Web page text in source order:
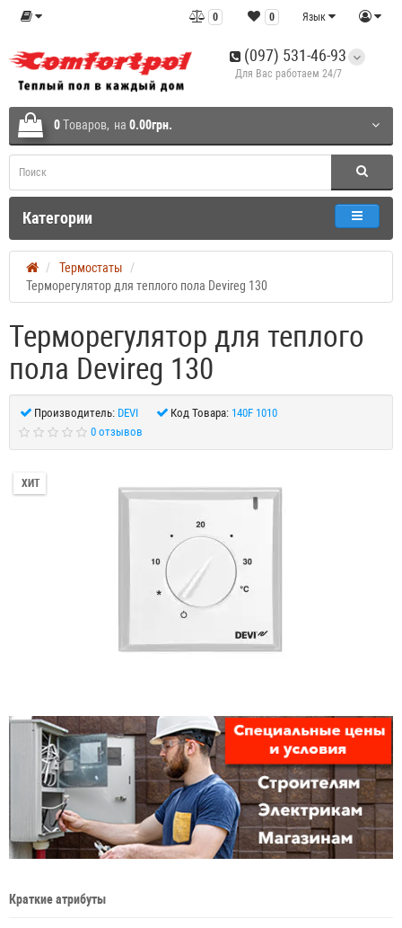
Язык
0
0
(097) 531-46-93
Для Вас работаем 24/7
0Tоваров, на 0.00грн.
Категории
Термостаты
Терморегулятор для теплого пола Devireg 130
Терморегулятор для теплого
пола Devireg 130
Производитель: DEVI Код Товара: 140F 1010
0 отзывов
ХИТ
Краткие атрибуты